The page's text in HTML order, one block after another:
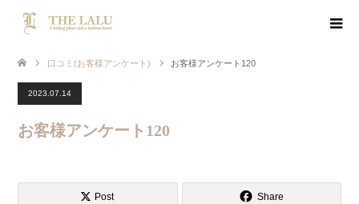
口コミ(お客様アンケート) お客様アンケート120
2023.07.14
お客様アンケート120
Post Share